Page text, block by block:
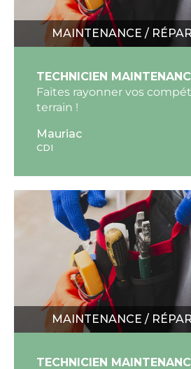
MAINTENANCE /
TECHNICIEN
Faites rayonner vos
terrain !
Mauriac
CDI
MAINTENANCE /
TECHNICIEN